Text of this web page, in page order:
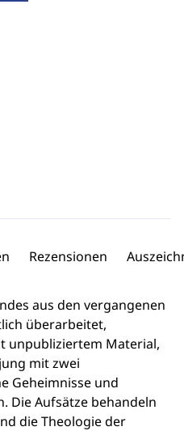
Rezensionen
aus den vergangenen
überarbeitet,
unpubliziertem Material,
mit zwei
Geheimnisse und
Die Aufsätze behandeln
die Theologie der